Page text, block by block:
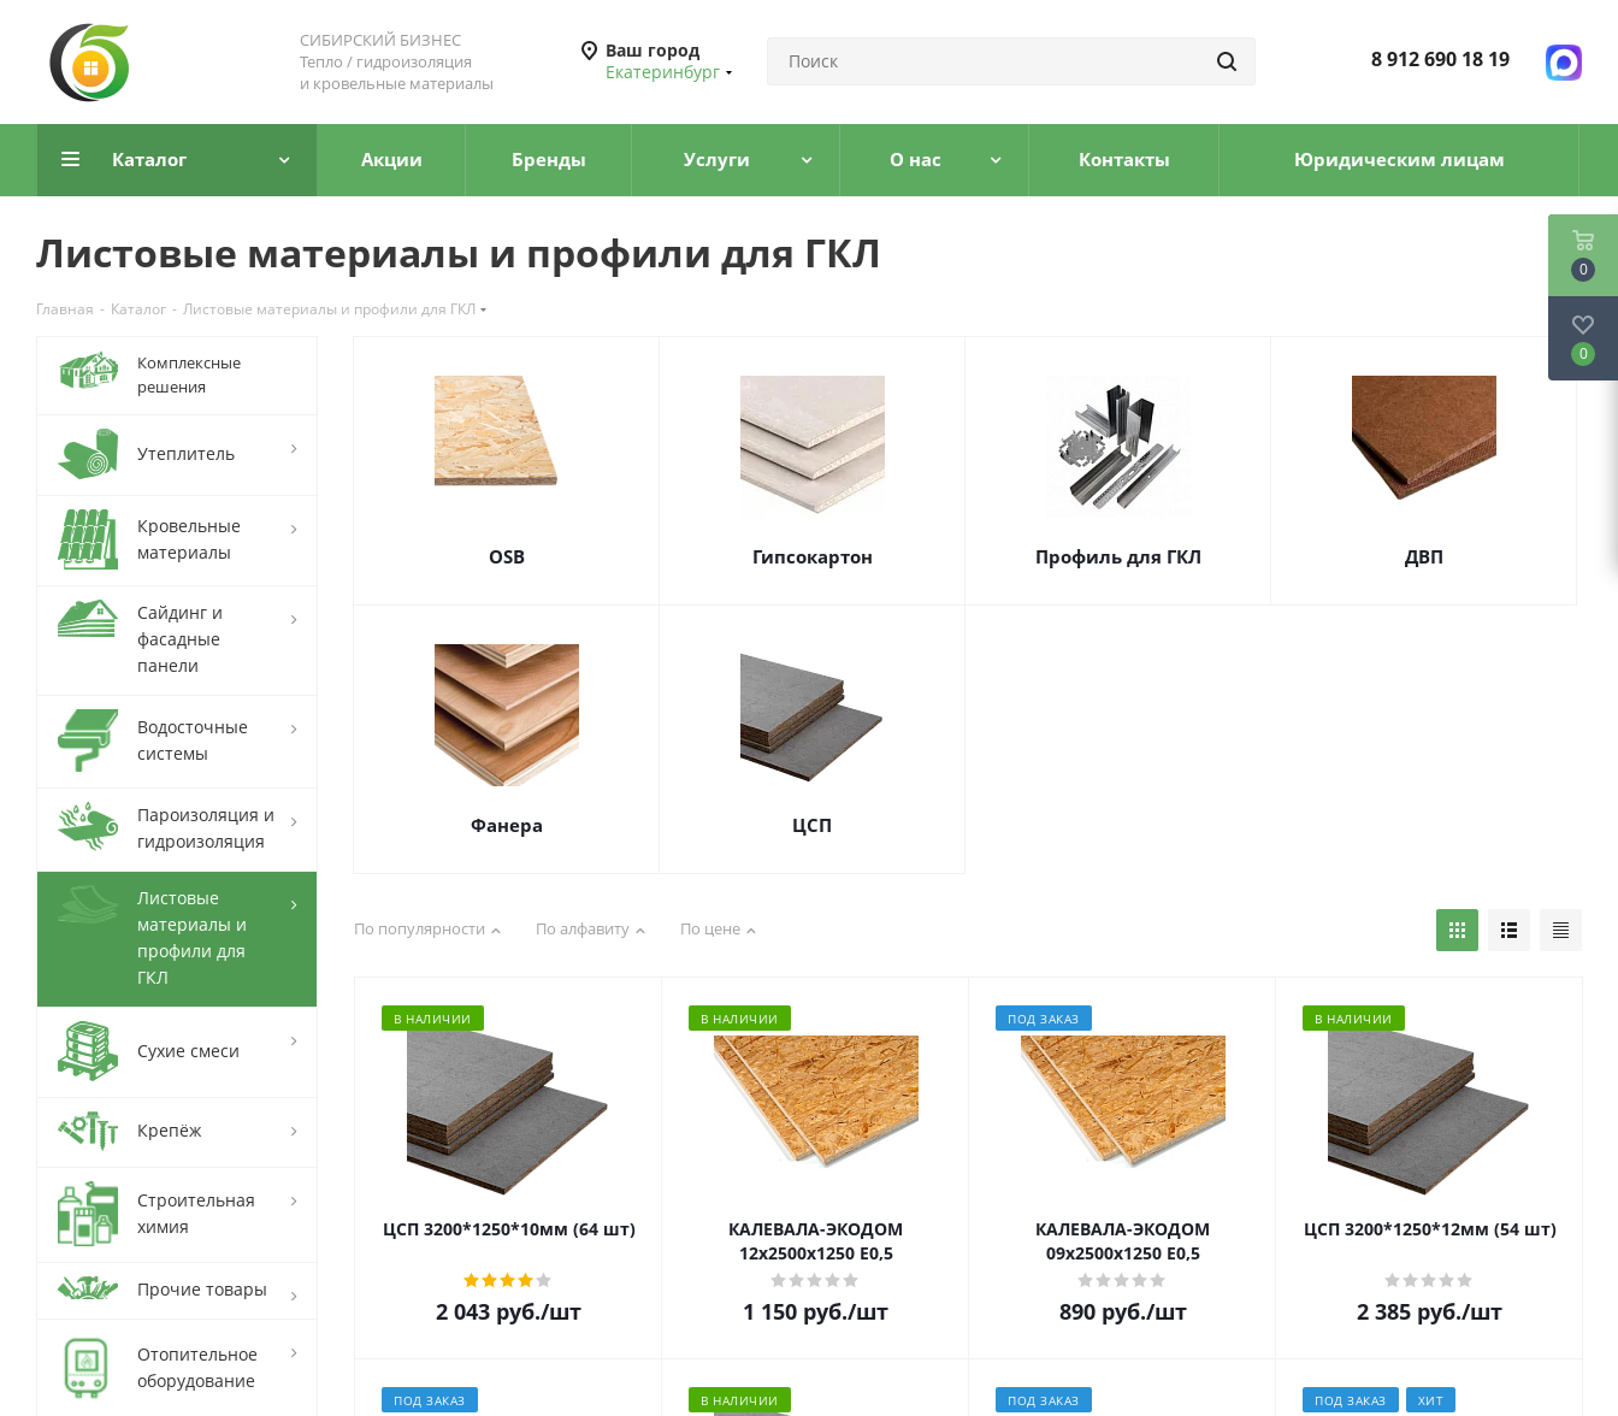
СИБИРСКИЙ БИЗНЕС
Тепло / гидроизоляция
и кровельные материалы
Ваш город
Екатеринбург
8 912 690 18 19
Каталог Акции Бренды Услуги О нас Контакты Юридическим лицам
Листовые материалы и профили для ГКЛ
Главная - Каталог - Листовые материалы и профили для ГКЛ
OSB Гипсокартон Профиль для ГКЛ ДВП
Фанера ЦСП
По популярности По алфавиту По цене
В НАЛИЧИИ
ЦСП 3200*1250*10мм (64 шт)
2 043 руб./шт
В НАЛИЧИИ
КАЛЕВАЛА-ЭКОДОМ
12х2500х1250 E0,5
1 150 руб./шт
ПОД ЗАКАЗ
КАЛЕВАЛА-ЭКОДОМ
09х2500х1250 E0,5
890руб./шт
В НАЛИЧИИ
ЦСП 3200*1250*12мм (54 шт)
2 385 руб./шт
ПОД ЗАКАЗ В НАЛИЧИИ ПОД ЗАКАЗ ПОД ЗАКАЗ ХИТ
Комплексные
решения
Утеплитель
Кровельные
материалы
Сайдинг и
фасадные
панели
Водосточные
системы
Пароизоляция и
гидроизоляция
Листовые
материалы и
профили для
ГКЛ
Сухие смеси
Крепёж
Строительная
химия
Прочие товары
Отопительное
оборудование
0
0